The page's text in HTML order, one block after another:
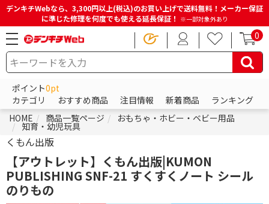
デンキチWebなら、3,300円以上(税込)のお買い上げで送料無料！メーカー保証
に準じた修理を何度でも使える延長保証！ ※一部対象外あり
0
ポイント0pt
カテゴリ
おすすめ商品 注目情報 新着商品
ランキング
HOME
商品一覧ページ おもちゃ・ホビー・ベビー用品
知育・幼児玩具
くもん出版
【アウトレット】くもん出版|KUMON
PUBLISHING SNF-21 すくすくノート シール
のりもの